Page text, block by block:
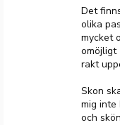
Det
olika
mycket
omöjligt
rakt
Skon
mig inte
och